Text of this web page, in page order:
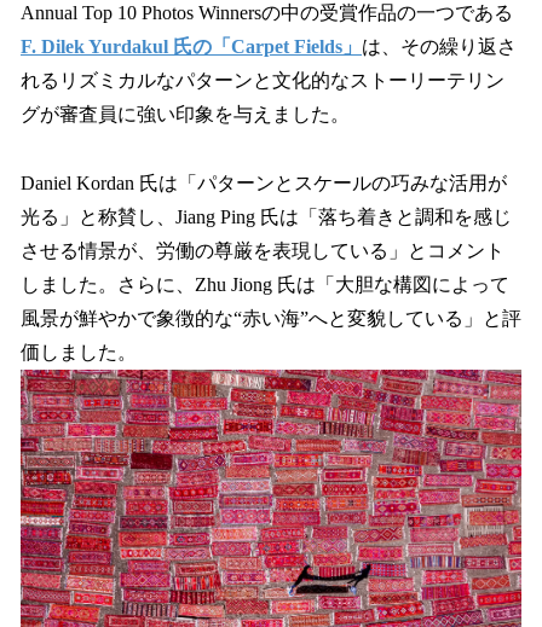
Annual Top 10 Photos Winnersの中の受賞作品の一つである
F. Dilek Yurdakul 氏の「Carpet Fields」 は、その繰り返さ
れるリズミカルなパターンと文化的なストーリーテリン
グが審査員に強い印象を与えました。
Daniel Kordan 氏は「パターンとスケールの巧みな活用が
光る」と称賛し、Jiang Ping 氏は「落ち着きと調和を感じ
させる情景が、労働の尊厳を表現している」とコメント
しました。さらに、Zhu Jiong 氏は「大胆な構図によって
風景が鮮やかで象徴的な“赤い海”へと変貌している」と評
価しました。